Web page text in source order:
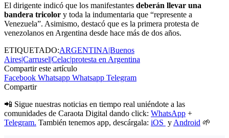
El dirigente indicó que los manifestantes deberán llevar una
bandera tricolor y toda la indumentaria que “represente a
Venezuela”. Asimismo, destacó que es la primera protesta de
venezolanos en Argentina desde hace más de dos años.
ETIQUETADO:ARGENTINA|Buenos
Aires|Carrusel|Celac|protesta en Argentina
Compartir este artículo
Facebook Whatsapp Whatsapp Telegram
Compartir
📲 Sigue nuestras noticias en tiempo real uniéndote a las
comunidades de Caraota Digital dando click: WhatsApp +
Telegram. También tenemos app, descárgala: iOS y Android 🌱